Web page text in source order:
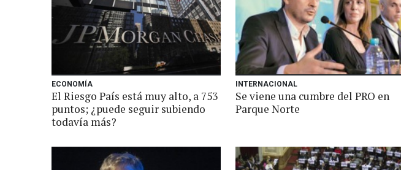
ECONOMÍA
El Riesgo País está muy alto, a 753
puntos; ¿puede seguir subiendo
todavía más?
INTERNACIONAL
Se viene una cumbre del PRO en
Parque Norte